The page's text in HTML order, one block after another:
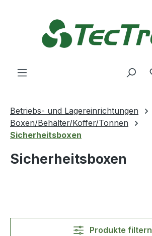
Betriebs- und Lagereinrichtungen
Boxen/Behälter/Koffer/Tonnen
Sicherheitsboxen
Sicherheitsboxen
Produkte filtern